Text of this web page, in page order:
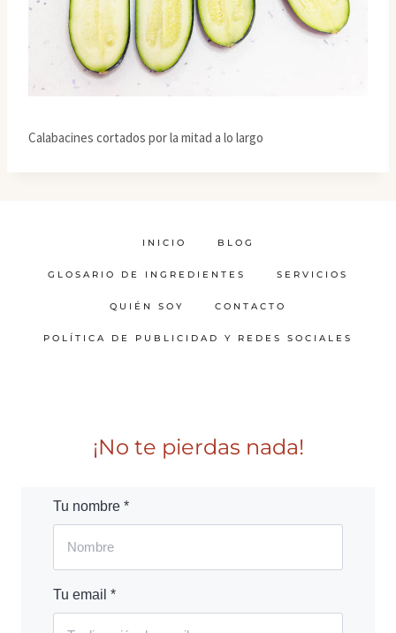
Calabacines cortados por la mitad a lo largo
INICIO BLOG
GLOSARIO DE INGREDIENTES SERVICIOS
QUIÉN SOY CONTACTO
POLÍTICA DE PUBLICIDAD Y REDES SOCIALES
¡No te pierdas nada!
Tu nombre *
Tu email *